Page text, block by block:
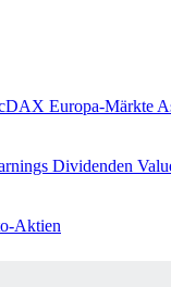
Europa-Märkte
Dividenden
Aktien